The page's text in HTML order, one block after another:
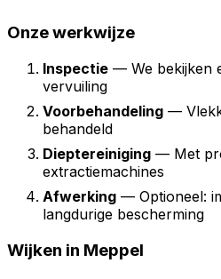
Onze werkwijze
Inspectie — We bekijken
vervuiling
Voorbehandeling —
behandeld
Dieptereiniging — Met
extractiemachines
Afwerking — Optioneel:
langdurige bescherming
Wijken in Meppel